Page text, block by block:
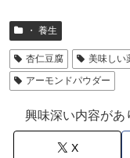
・ 養生
杏仁豆腐 美味しい
アーモンドパウダー
興味深い内容があ
X